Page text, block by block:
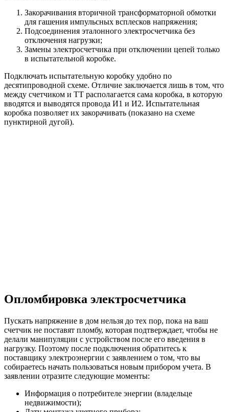
Закорачивания вторичной трансформаторной обмотки
для гашения импульсных всплесков напряжения;
Подсоединения эталонного электросчетчика без
отключения нагрузки;
Замены электросчетчика при отключении цепей только
в испытательной коробке.
Подключать испытательную коробку удобно по
десятипроводной схеме. Отличие заключается лишь в том, что
между счетчиком и ТТ располагается сама коробка, в которую
вводятся и выводятся провода И1 и И2. Испытательная
коробка позволяет их закорачивать (показано на схеме
пунктирной дугой).
Опломбировка электросчетчика
Пускать напряжение в дом нельзя до тех пор, пока на ваш
счетчик не поставят пломбу, которая подтверждает, чтобы не
делали манипуляции с устройством после его введения в
нагрузку. Поэтому после подключения обратитесь к
поставщику электроэнергии с заявлением о том, что вы
собираетесь начать пользоваться новым прибором учета. В
заявлении отразите следующие моменты:
Информация о потребителе энергии (владельце
недвижимости);